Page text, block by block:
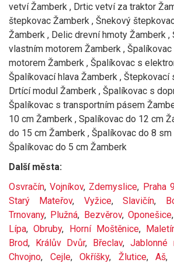
vetví Žamberk , Drtic vetví za traktor
štepkovac Žamberk , Šnekový
Žamberk , Delic drevní hmoty Žamberk ,
vlastním motorem Žamberk ,
motorem Žamberk , Špalíkovac s
Špalíkovací hlava Žamberk , Štepkovací
Drtící modul Žamberk , Špalíkovac s
Špalíkovac s transportním pásem
10 cm Žamberk , Spalíkovac do 12 cm
do 15 cm Žamberk , Špalíkovac do 8 sm
Špalíkovac do 5 cm Žamberk
Další města:
Osvračín,Vojníkov, Zdemyslice, Praha
Starý Mateřov, Vyžice,Slavičín,
Trnovany, Plužná, Bezvěrov,Oponešice,
Lípa,Obruby, Horní Moštěnice,
Brod, Králův Dvůr, Břeclav, Jablonné
Chvojno, Cejle, Okříšky, Žlutice, Aš,